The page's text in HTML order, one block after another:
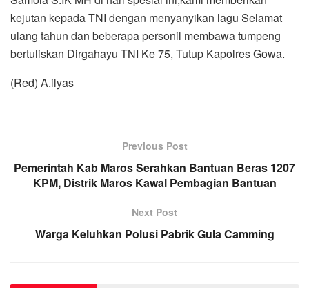
kejutan kepada TNI dengan menyanyikan lagu Selamat
ulang tahun dan beberapa personil membawa tumpeng
bertuliskan Dirgahayu TNI Ke 75, Tutup Kapolres Gowa.
(Red) A.ilyas
Previous Post
Pemerintah Kab Maros Serahkan Bantuan Beras 1207
KPM, Distrik Maros Kawal Pembagian Bantuan
Next Post
Warga Keluhkan Polusi Pabrik Gula Camming